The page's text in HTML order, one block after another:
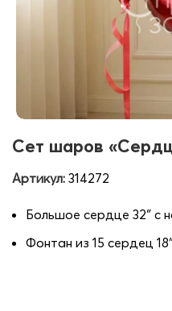
Сет шаров
Артикул: 314272
Большое сердце 32″ с
Фонтан из 15 сердец